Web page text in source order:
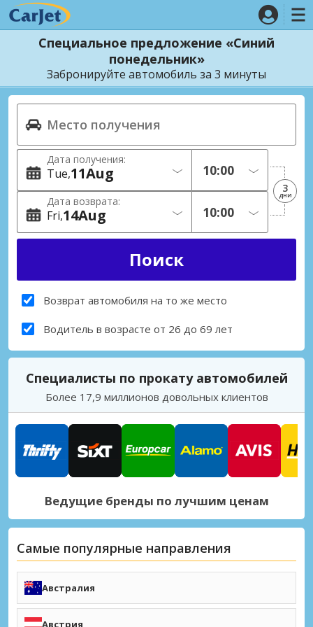
Специальное предложение «Синий
понедельник»
Забронируйте автомобиль за 3 минуты
Дата получения:
Tue 11Aug
Дата возврата:
Fri 14Aug
3
дни
Возврат автомобиля на то же место
Водитель в возрасте от 26 до 69 лет
Специалисты по прокату автомобилей
Более 17,9 миллионов довольных клиентов
Ведущие бренды по лучшим ценам
Самые популярные направления
Австралия
Мельбурн (MEL)
Аделаида (ADL)
Австрия